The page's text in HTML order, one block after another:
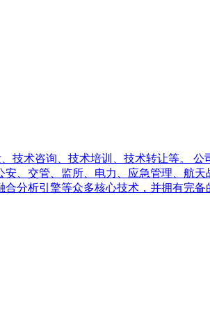
技术咨询、技术培训、技术转让等。 公
、交管、监所、电力、应急管理、航天
分析引擎等众多核心技术，并拥有完备